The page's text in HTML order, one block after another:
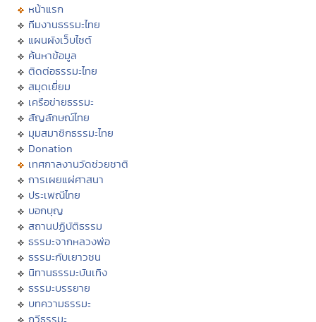
หน้าแรก
ทีมงานธรรมะไทย
แผนผังเว็บไซต์
ค้นหาข้อมูล
ติดต่อธรรมะไทย
สมุดเยี่ยม
เครือข่ายธรรมะ
สัญลักษณ์ไทย
มุมสมาชิกธรรมะไทย
Donation
เทศกาลงานวัดช่วยชาติ
การเผยแผ่ศาสนา
ประเพณีไทย
บอกบุญ
สถานปฏิบัติธรรม
ธรรมะจากหลวงพ่อ
ธรรมะกับเยาวชน
นิทานธรรมะบันเทิง
ธรรมะบรรยาย
บทความธรรมะ
กวีธรรมะ